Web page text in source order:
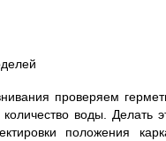
проверяем
воды. Делать
положения